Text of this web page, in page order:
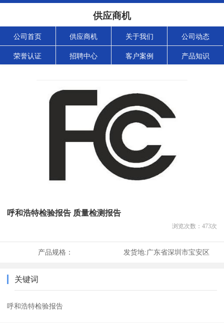
供应商机
公司首页 供应商机 关于我们 公司动态
荣誉认证 招聘中心 客户案例 产品知识
呼和浩特检验报告 质量检测报告
浏览次数： 473次
产品规格： 发货地:广东省深圳市宝安区
关键词
呼和浩特检验报告